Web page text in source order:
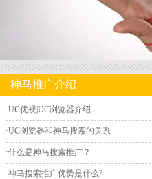
神马推广介绍
·UC优视|UC浏览器介绍
·UC浏览器和神马搜索的关系
·什么是神马搜索推广？
·神马搜索推广优势是什么?